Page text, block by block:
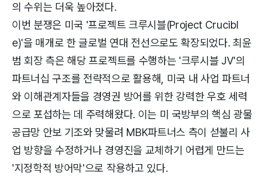
의 수위는 더욱 높아졌다.
이번 분쟁은 미국 '프로젝트 크루시블(Project Crucibl
e)'을 매개로 한 글로벌 연대 전선으로도 확장되었다. 최윤
범 회장 측은 해당 프로젝트를 수행하는 '크루시블 JV'의
파트너십 구조를 전략적으로 활용해, 미국 내 사업 파트너
와 이해관계자들을 경영권 방어를 위한 강력한 우호 세력
으로 포섭하는 데 주력해왔다. 이는 미 국방부의 핵심 광물
공급망 안보 기조와 맞물려 MBK파트너스 측이 섣불리 사
업 방향을 수정하거나 경영진을 교체하기 어렵게 만드는
'지정학적 방어막'으로 작용하고 있다.